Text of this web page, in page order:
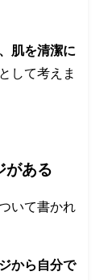
肌を清潔に
として考えま
がある
いて書かれ
から自分で